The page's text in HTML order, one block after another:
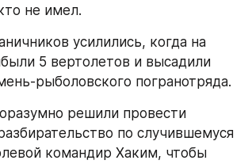
не имел.
усилились, когда на
5 вертолетов и высадили
рыболовского погранотряда.
решили провести
по случившемуся
командир Хаким, чтобы